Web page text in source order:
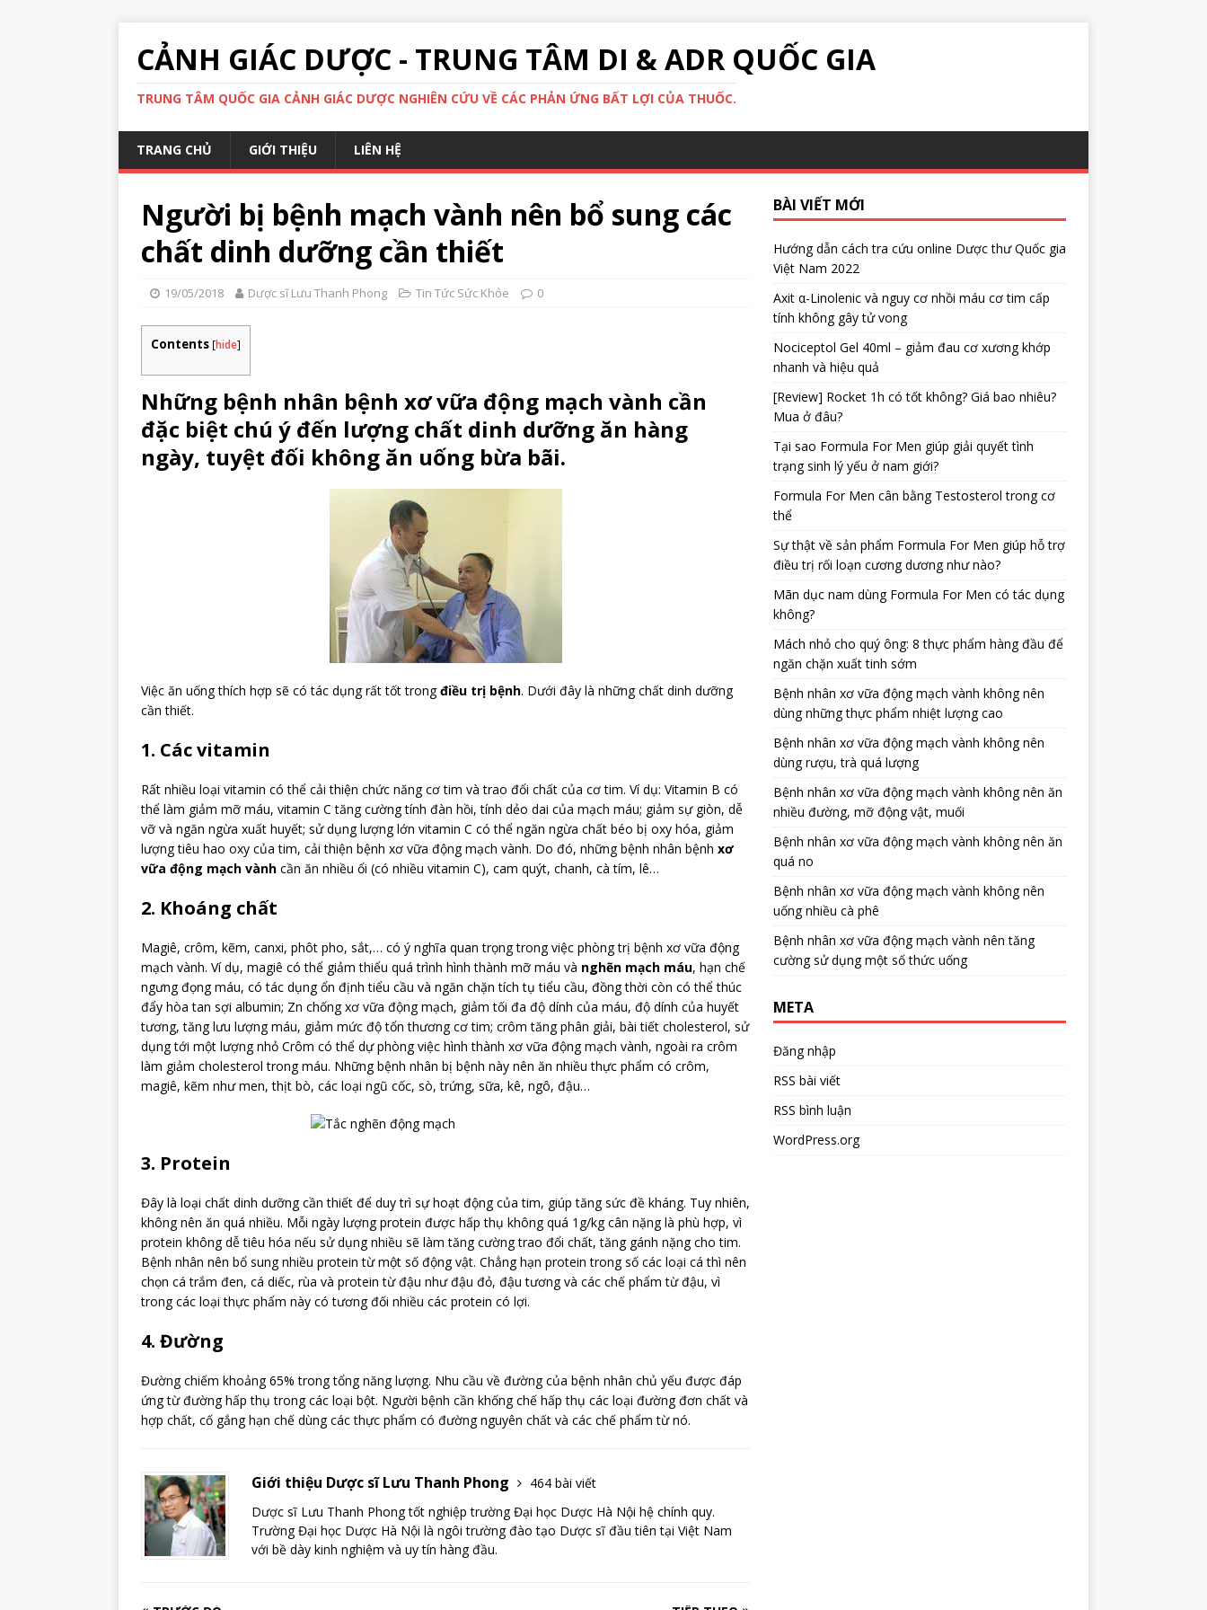
CẢNH GIÁC DƯỢC - TRUNG TÂM DI & ADR QUỐC GIA
TRUNG TÂM QUỐC GIA CẢNH GIÁC DƯỢC NGHIÊN CỨU VỀ CÁC PHẢN ỨNG BẤT LỢI CỦA THUỐC.
TRANG CHỦ GIỚI THIỆU LIÊN HỆ
Người bị bệnh mạch vành nên bổ sung các
chất dinh dưỡng cần thiết
19/05/2018 Dược sĩ Lưu Thanh Phong Tin Tức Sức Khỏe 0
Contents [hide]
Những bệnh nhân bệnh xơ vữa động mạch vành cần
đặc biệt chú ý đến lượng chất dinh dưỡng ăn hàng
ngày, tuyệt đối không ăn uống bừa bãi.
Việc ăn uống thích hợp sẽ có tác dụng rất tốt trongđiều trị bệnh. Dưới đây là những chất dinh dưỡng
cần thiết.
1. Các vitamin
Rất nhiều loại vitamin có thể cải thiện chức năng cơ tim và trao đổi chất của cơ tim. Ví dụ: Vitamin B có
thể làm giảm mỡ máu, vitamin C tăng cường tính đàn hồi, tính dẻo dai của mạch máu; giảm sự giòn, dễ
vỡ và ngăn ngừa xuất huyết; sử dụng lượng lớn vitamin C có thể ngăn ngừa chất béo bị oxy hóa, giảm
lượng tiêu hao oxy của tim, cải thiện bệnh xơ vữa động mạch vành. Do đó, những bệnh nhân bệnh xơ
vữa động mạch vành cần ăn nhiều ổi (có nhiều vitamin C), cam quýt, chanh, cà tím, lê…
2. Khoáng chất
Magiê, crôm, kẽm, canxi, phôt pho, sắt,… có ý nghĩa quan trọng trong việc phòng trị bệnh xơ vữa động
mạch vành. Ví dụ, magiê có thể giảm thiểu quá trình hình thành mỡ máu và nghẽn mạch máu, hạn chế
ngưng đọng máu, có tác dụng ổn định tiểu cầu và ngăn chặn tích tụ tiểu cầu, đồng thời còn có thể thúc
đẩy hòa tan sợi albumin; Zn chống xơ vữa động mạch, giảm tối đa độ dính của máu, độ dính của huyết
tương, tăng lưu lượng máu, giảm mức độ tổn thương cơ tim; crôm tăng phân giải, bài tiết cholesterol, sử
dụng tới một lượng nhỏ Crôm có thể dự phòng việc hình thành xơ vữa động mạch vành, ngoài ra crôm
làm giảm cholesterol trong máu. Những bệnh nhân bị bệnh này nên ăn nhiều thực phẩm có crôm,
magiê, kẽm như men, thịt bò, các loại ngũ cốc, sò, trứng, sữa, kê, ngô, đậu…
3. Protein
Đây là loại chất dinh dưỡng cần thiết để duy trì sự hoạt động của tim, giúp tăng sức đề kháng. Tuy nhiên,
không nên ăn quá nhiều. Mỗi ngày lượng protein được hấp thụ không quá 1g/kg cân nặng là phù hợp, vì
protein không dễ tiêu hóa nếu sử dụng nhiều sẽ làm tăng cường trao đổi chất, tăng gánh nặng cho tim.
Bệnh nhân nên bổ sung nhiều protein từ một số động vật. Chẳng hạn protein trong số các loại cá thì nên
chọn cá trắm đen, cá diếc, rùa và protein từ đậu như đậu đỏ, đậu tương và các chế phẩm từ đậu, vì
trong các loại thực phẩm này có tương đối nhiều các protein có lợi.
4. Đường
Đường chiếm khoảng 65% trong tổng năng lượng. Nhu cầu về đường của bệnh nhân chủ yếu được đáp
ứng từ đường hấp thụ trong các loại bột. Người bệnh cần khống chế hấp thụ các loại đường đơn chất và
hợp chất, cố gắng hạn chế dùng các thực phẩm có đường nguyên chất và các chế phẩm từ nó.
Giới thiệu Dược sĩ Lưu Thanh Phong
464 bài viết
Dược sĩ Lưu Thanh Phong tốt nghiệp trường Đại học Dược Hà Nội hệ chính quy.
Trường Đại học Dược Hà Nội là ngôi trường đào tạo Dược sĩ đầu tiên tại Việt Nam
với bề dày kinh nghiệm và uy tín hàng đầu.
BÀI VIẾT MỚI
Hướng dẫn cách tra cứu online Dược thư Quốc gia
Việt Nam 2022
Axit α-Linolenic và nguy cơ nhồi máu cơ tim cấp
tính không gây tử vong
Nociceptol Gel 40ml – giảm đau cơ xương khớp
nhanh và hiệu quả
[Review] Rocket 1h có tốt không? Giá bao nhiêu?
Mua ở đâu?
Tại sao Formula For Men giúp giải quyết tình
trạng sinh lý yếu ở nam giới?
Formula For Men cân bằng Testosterol trong cơ
thể
Sự thật về sản phẩm Formula For Men giúp hỗ trợ
điều trị rối loạn cương dương như nào?
Mãn dục nam dùng Formula For Men có tác dụng
không?
Mách nhỏ cho quý ông: 8 thực phẩm hàng đầu để
ngăn chặn xuất tinh sớm
Bệnh nhân xơ vữa động mạch vành không nên
dùng những thực phẩm nhiệt lượng cao
Bệnh nhân xơ vữa động mạch vành không nên
dùng rượu, trà quá lượng
Bệnh nhân xơ vữa động mạch vành không nên ăn
nhiều đường, mỡ động vật, muối
Bệnh nhân xơ vữa động mạch vành không nên ăn
quá no
Bệnh nhân xơ vữa động mạch vành không nên
uống nhiều cà phê
Bệnh nhân xơ vữa động mạch vành nên tăng
cường sử dụng một số thức uống
META
Đăng nhập
RSS bài viết
RSS bình luận
WordPress.org